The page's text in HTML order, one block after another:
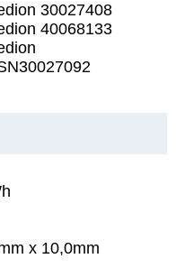
30027408
40068133
x 10,0mm